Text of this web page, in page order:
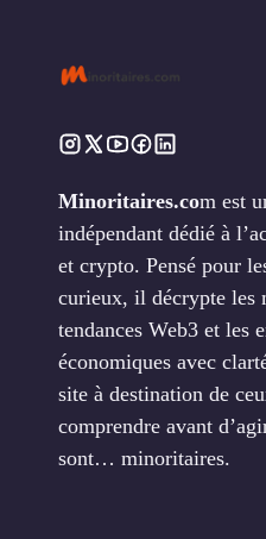
Minoritaires.com est
indépendant dédié à
et crypto. Pensé pour
curieux, il décrypte les
tendances Web3 et les
économiques avec
site à destination de
comprendre avant
sont… minoritaires.